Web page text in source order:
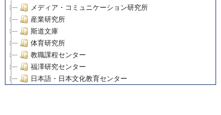
メディア・コミュニケーション研究所
産業研究所
斯道文庫
体育研究所
教職課程センター
福澤研究センター
日本語・日本文化教育センター